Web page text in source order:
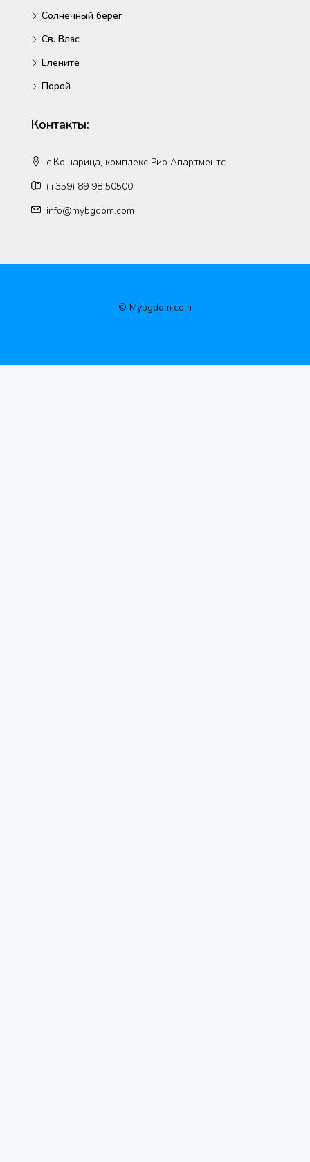
Солнечный берег
Св. Влас
Елените
Порой
Контакты:
с.Кошарица, комплекс Рио Апартментс
(+359) 89 98 50500
info@mybgdom.com
© Mybgdom.com